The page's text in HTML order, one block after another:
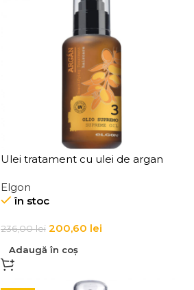
Ulei tratament cu ulei de argan
Supreme
Elgon
în stoc
236,00lei 200,60 lei
Adaugă în coș